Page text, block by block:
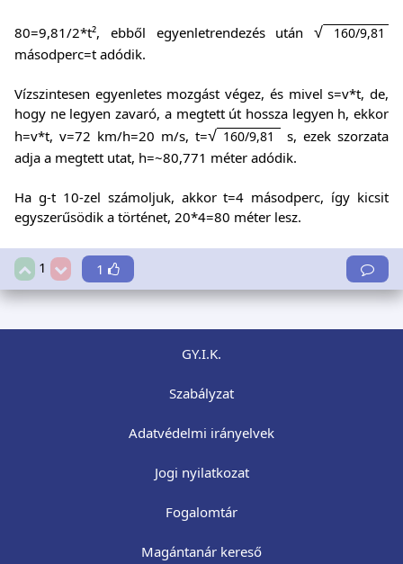
80=9,81/2*t², ebből egyenletrendezés után√ 160/9,81
másodperc=t adódik.
Vízszintesen egyenletes mozgást végez, és mivel s=v*t, de,
hogy ne legyen zavaró, a megtett út hossza legyen h, ekkor
h=v*t, v=72 km/h=20 m/s, t=√ 160/9,81
s, ezek szorzata
adja a megtett utat, h=~80,771 méter adódik.
Ha g-t 10-zel számoljuk, akkor t=4 másodperc, így kicsit
egyszerűsödik a történet, 20*4=80 méter lesz.
1 1
GY.I.K.
Szabályzat
Adatvédelmi irányelvek
Jogi nyilatkozat
Fogalomtár
Magántanár kereső